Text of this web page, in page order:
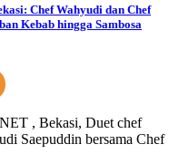
Chef Wahyudi dan Chef
Kebab hingga Sambosa
, Bekasi, Duet chef
Saepuddin bersama Chef